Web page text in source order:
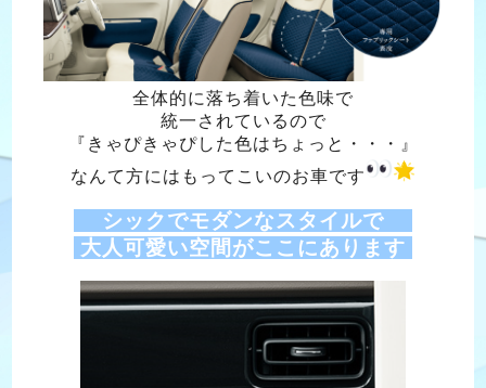
全体的に落ち着いた色味で
統一されているので
『きゃぴきゃぴした色はちょっと・・・』
なんて方にはもってこいのお車です
シックでモダンなスタイルで
大人可愛い空間がここにあります